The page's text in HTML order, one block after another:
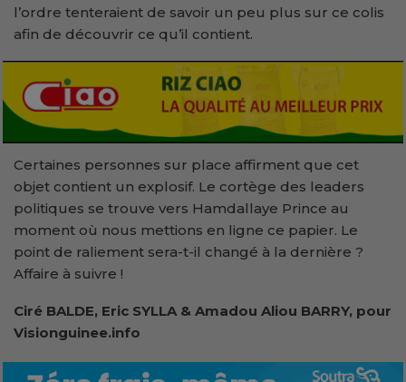
l’ordre tenteraient de savoir un peu plus sur ce colis
afin de découvrir ce qu’il contient.
Certaines personnes sur place affirment que cet
objet contient un explosif. Le cortège des leaders
politiques se trouve vers Hamdallaye Prince au
moment où nous mettions en ligne ce papier. Le
point de raliement sera-t-il changé à la dernière ?
Affaire à suivre !
Ciré BALDE, Eric SYLLA & Amadou Aliou BARRY, pour
Visionguinee.info